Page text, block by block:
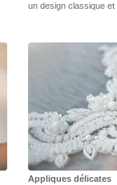
un design classique
Appliques délicates